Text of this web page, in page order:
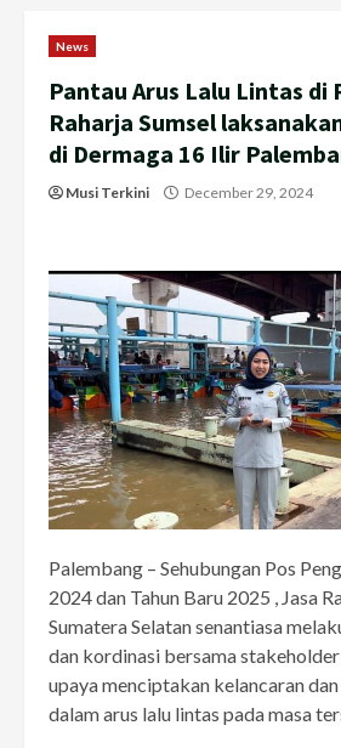
News
Pantau Arus Lalu Lintas di
Raharja Sumsel
di Dermaga 16 Ilir
Musi Terkini December 29, 2024
Palembang – Sehubungan Pos
2024 dan Tahun Baru 2025 , Jasa
Sumatera Selatan senantiasa
dan kordinasi bersama
upaya menciptakan kelancaran
dalam arus lalu lintas pada masa